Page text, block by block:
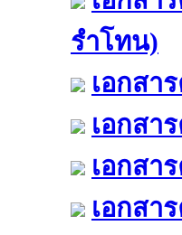
รำโทน)
เอกสา
เอกสา
เอกสา
เอกสา